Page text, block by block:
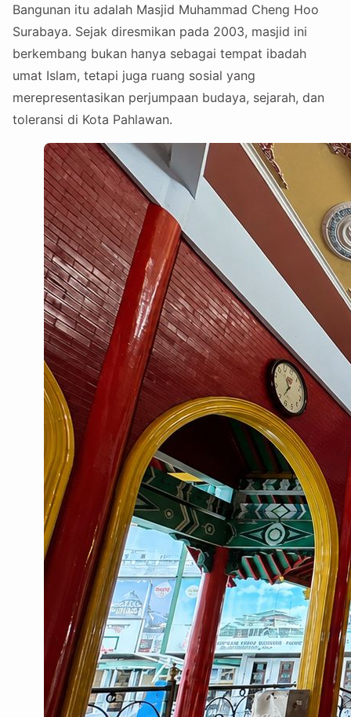
Bangunan itu adalah Masjid Muhammad Cheng Hoo
Surabaya. Sejak diresmikan pada 2003, masjid ini
berkembang bukan hanya sebagai tempat ibadah
umat Islam, tetapi juga ruang sosial yang
merepresentasikan perjumpaan budaya, sejarah, dan
toleransi di Kota Pahlawan.